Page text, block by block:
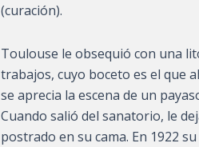
(curación).
Toulouse le obsequió con una
trabajos, cuyo boceto es el que
se aprecia la escena de un
Cuando salió del sanatorio, le
postrado en su cama. En 1922